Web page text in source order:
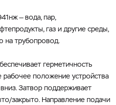
— вода, пар,
, газ и другие среды,
на трубопровод.
герметичность
рабочее положение устройства
вниз. Затвор поддерживает
/закрыто. Направление подачи